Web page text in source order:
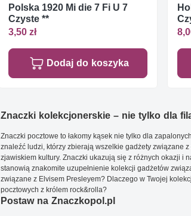
Polska 1920 Mi die 7 Fi U 7
Czyste **
3,50 zł
Dodaj do koszyka
Znaczki kolekcjonerskie – nie tylko dla
Znaczki pocztowe to łakomy kąsek nie tylko dla
znaleźć ludzi, którzy zbierają wszelkie gadżety związane
zjawiskiem kultury. Znaczki ukazują się z różnych okazji i
stanowią znakomite uzupełnienie kolekcji gadżetów
związane z Elvisem Presleyem? Dlaczego w Twojej
pocztowych z królem rock&rolla?
Postaw na Znaczkopol.pl